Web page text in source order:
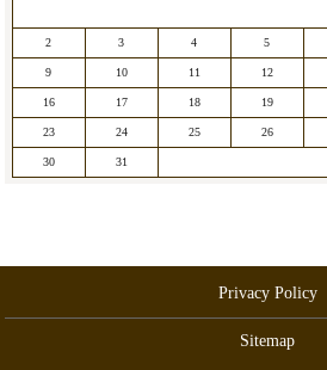
2 3 4 5
9 10 11 12
16 17 18 19
23 24 25 26
30 31
Privacy Policy
Sitemap